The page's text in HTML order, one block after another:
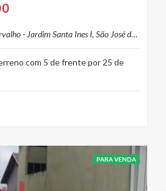
Santa Ines I, São José dos Campos - SP, Brasil
com 5 de frente por 25 de
PARA VENDA